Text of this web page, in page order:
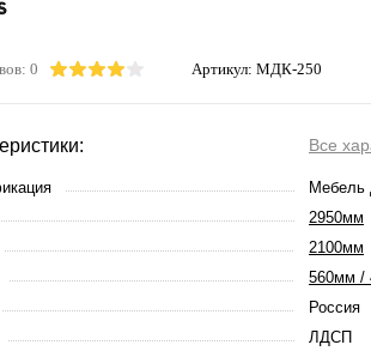
0 Артикул: МДК-250
Все
Мебель
2950мм
2100мм
560мм /
Россия
ЛДСП